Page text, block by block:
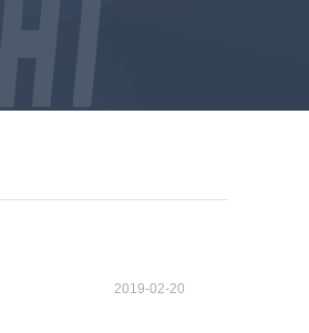
2019-02-20